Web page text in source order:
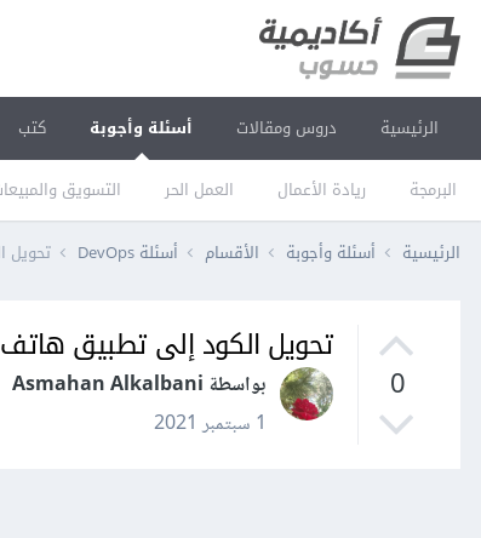
الرئيسية دروس ومقالات أسئلة وأجوبة
البرمجة ريادة الأعمال العمل الحر التسويق
كتب
الرئيسية أسئلة وأجوبة الأقسام أسئلة DevOps تحويل
0
تحويل الكود إلى تطبيق
بواسطة Asmahan Alkalbani
1 سبتمبر 2021